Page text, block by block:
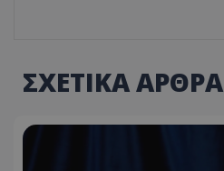
ΣΧΕΤΙΚΑ ΑΡΘΡΑ